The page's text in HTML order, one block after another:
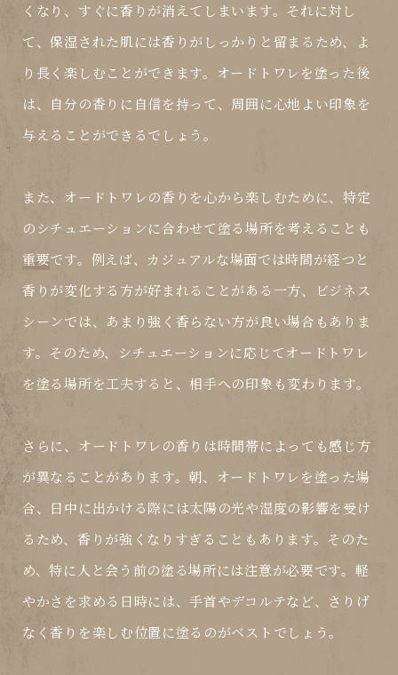
くなり、すぐに香りが消えてしまいます。それに対し
て、保湿された肌には香りがしっかりと留まるため、よ
り長く楽しむことができます。オードトワレを塗った後
は、自分の香りに自信を持って、周囲に心地よい印象を
与えることができるでしょう。
また、オードトワレの香りを心から楽しむために、特定
のシチュエーションに合わせて塗る場所を考えることも
重要です。例えば、カジュアルな場面では時間が経つと
香りが変化する方が好まれることがある一方、ビジネス
シーンでは、あまり強く香らない方が良い場合もありま
す。そのため、シチュエーションに応じてオードトワレ
を塗る場所を工夫すると、相手への印象も変わります。
さらに、オードトワレの香りは時間帯によっても感じ方
が異なることがあります。朝、オードトワレを塗った場
合、日中に出かける際には太陽の光や湿度の影響を受け
るため、香りが強くなりすぎることもあります。そのた
め、特に人と会う前の塗る場所には注意が必要です。軽
やかさを求める日時には、手首やデコルテなど、さりげ
なく香りを楽しむ位置に塗るのがベストでしょう。